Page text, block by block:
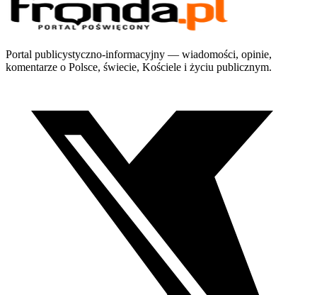
Portal publicystyczno-informacyjny — wiadomości, opinie,
komentarze o Polsce, świecie, Kościele i życiu publicznym.